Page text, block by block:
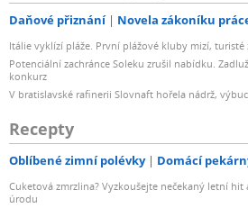
Daňové přiznání Novela zákoníku
Itálie vyklízí pláže. První plážové kluby mizí,
Potenciální zachránce Soleku zrušil nabídku.
konkurz
V bratislavské rafinerii Slovnaft hořela nádrž,
Recepty
Oblíbené zimní polévky Domácí
Cuketová zmrzlina? Vyzkoušejte nečekaný letní
úrodu